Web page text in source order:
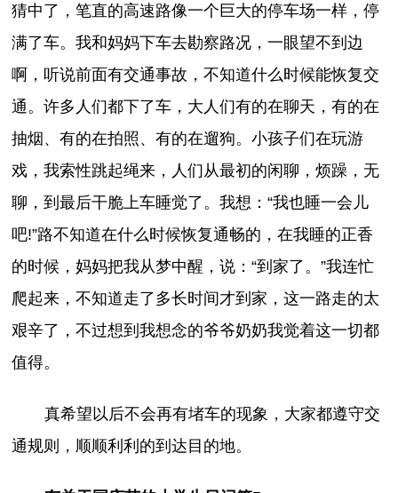
猜中了，笔直的高速路像一个巨大的停车场一样，停
满了车。我和妈妈下车去勘察路况，一眼望不到边
啊，听说前面有交通事故，不知道什么时候能恢复交
通。许多人们都下了车，大人们有的在聊天，有的在
抽烟、有的在拍照、有的在遛狗。小孩子们在玩游
戏，我索性跳起绳来，人们从最初的闲聊，烦躁，无
聊，到最后干脆上车睡觉了。我想：“我也睡一会儿
吧!”路不知道在什么时候恢复通畅的，在我睡的正香
的时候，妈妈把我从梦中醒，说：“到家了。”我连忙
爬起来，不知道走了多长时间才到家，这一路走的太
艰辛了，不过想到我想念的爷爷奶奶我觉着这一切都
值得。
真希望以后不会再有堵车的现象，大家都遵守交
通规则，顺顺利利的到达目的地。